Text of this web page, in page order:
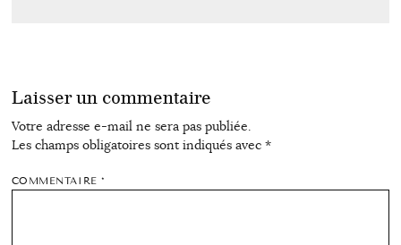
Laisser un commentaire
Votre adresse e-mail ne sera pas publiée.
Les champs obligatoires sont indiqués avec *
COMMENTAIRE*